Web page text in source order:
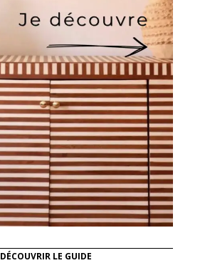
DÉCOUVRIR LE GUIDE